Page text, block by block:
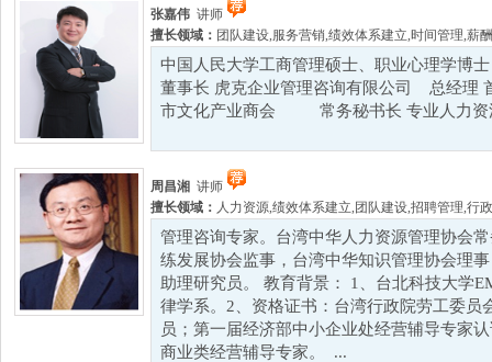
张嘉伟 讲师
擅长领域： 团队建设,服务营销,绩效体系建立,时间管理,薪
中国人民大学工商管理硕士、职业心理学
董事长 虎克企业管理咨询有限公司 总经理
市文化产业商会 常务秘书长 专业人力资
周昌湘 讲师
擅长领域： 人力资源,绩效体系建立, 团队建设,招聘管理,行
管理咨询专家。台湾中华人力资源管理协会
练发展协会监事，台湾中华知识管理协会理
助理研究员。 教育背景： 1、台北科技大学
律学系。2、资格证书：台湾行政院劳工委员
员；第一届经济部中小企业处经营辅导专家
商业类经营辅导专家。 ...